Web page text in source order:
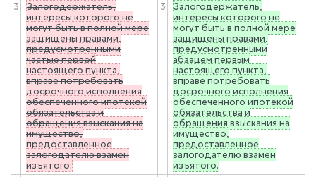
3
Залогодержатель,
интересы которого не
могут быть в полной мере
защищены правами,
предусмотренными
частью первой
настоящего пункта,
вправе потребовать
досрочного исполнения
обеспеченного ипотекой
обязательства и
обращения взыскания на
имущество,
предоставленное
залогодателю взамен
изъятого.
3
Залогодержатель,
интересы которого не
могут быть в полной мере
защищены правами,
предусмотренными
абзацем первым
настоящего пункта,
вправе потребовать
досрочного исполнения
обеспеченного ипотекой
обязательства и
обращения взыскания на
имущество,
предоставленное
залогодателю взамен
изъятого.